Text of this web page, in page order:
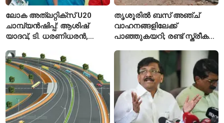
ലോക അത്‌ലറ്റിക്സ് U20
ചാമ്പ്യൻഷിപ്പ്: ആശിഷ്
യാദവ്, ടി. ധരണിധരൻ,
ഫൈനലിൽ
തൃശൂരിൽ ബസ് അഞ്ച്
വാഹനങ്ങളിലേക്ക്
പാഞ്ഞുകയറി; രണ്ട് സ്ത്രീകൾ